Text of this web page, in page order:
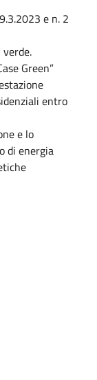
e n. 2
Green”
entro
e lo
di energia